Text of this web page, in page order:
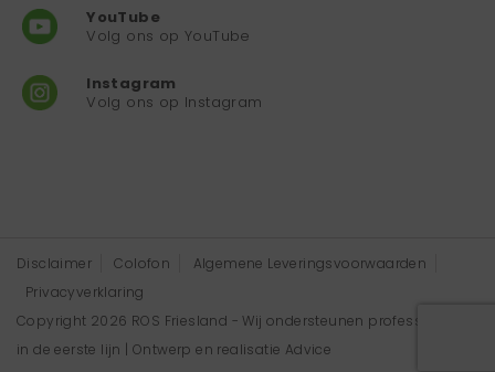
YouTube
Volg ons op YouTube
Instagram
Volg ons op Instagram
Disclaimer Colofon
Algemene Leveringsvoorwaarden
Privacyverklaring
Copyright 2026 ROS Friesland - Wij ondersteunen professionals
in de eerste lijn | Ontwerp en realisatie Advice